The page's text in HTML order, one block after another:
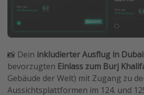
📸 Dein inkludierter Ausflug in Dubai
bevorzugten Einlass zum Burj
Gebäude der Welt) mit Zugang zu
Aussichtsplattformen im 124. und